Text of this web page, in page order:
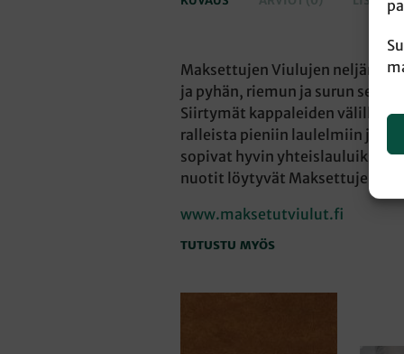
Maksettujen Viulujen
ja pyhän, riemun ja surun sekä
Siirtymät kappaleiden välillä
ralleista pieniin laulelmiin ja
sopivat hyvin yhteislauluiksi ja
nuotit löytyvät Maksettujen
www.maksetutviulut.fi
TUTUSTU MYÖS